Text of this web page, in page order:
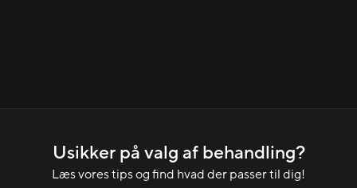
Usikker på valg af behandling?
Læs vores tips og find hvad der passer til dig!